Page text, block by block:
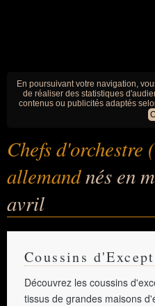
En poursuivant votre navigation,
de réaliser des statistiques
contenus ou publicités adaptés
Chefs d'orchestre
allemandnés en
avril
Coussins
Découvrez les coussins
tissus de grandes maisons